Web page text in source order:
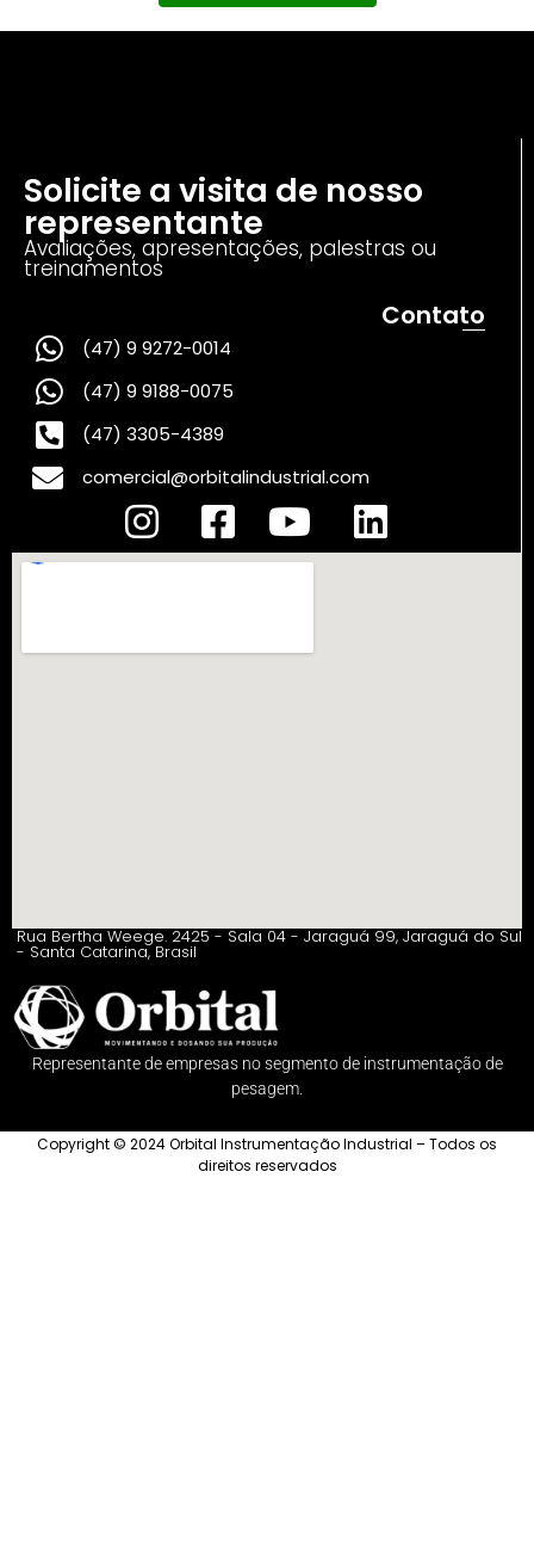
Solicite a visita de nosso
representante
Avaliações, apresentações, palestras ou
treinamentos
Contato
(47) 9 9272-0014
(47) 9 9188-0075
(47) 3305-4389
comercial@orbitalindustrial.com
Rua Bertha Weege. 2425 - Sala 04 - Jaraguá 99, Jaraguá do Sul
- Santa Catarina, Brasil
Representante de empresas no segmento de instrumentação de
pesagem.
Copyright © 2024 Orbital Instrumentação Industrial – Todos os
direitos reservados